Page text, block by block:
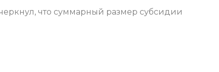
что суммарный размер субсидии